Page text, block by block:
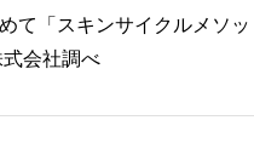
て「スキンサイクルメソ
式会社調べ